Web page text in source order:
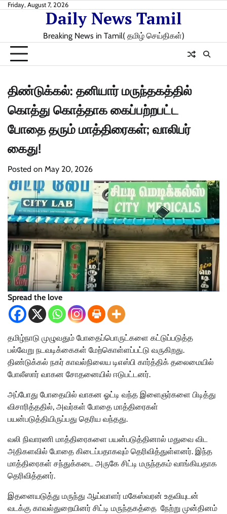
SkipFriday, August 7, 2026
Daily News Tamil
Breaking News in Tamil( தமிழ் செய்திகள்)
திண்டுக்கல்: தனியார் மருந்தகத்தில்
கொத்து கொத்தாக கைப்பற்றபட்ட
போதை தரும் மாத்திரைகள்; வாலிபர்
கைது!
Posted on May 20, 2026
Spread the love
தமிழ்நாடு முழுவதும் போதைப்பொருட்களை கட்டுப்படுத்த
பல்வேறு நடவடிக்கைகள் மேற்கொள்ளப்பட்டு வருகிறது.
திண்டுக்கல் நகர் காவல்நிலைய டிஎஸ்பி கார்த்திக் தலைமையில்
போலீஸார் வாகன சோதனையில் ஈடுபட்டனர்.
அப்போது போதையில் வாகன ஓட்டி வந்த இளைஞர்களை பிடித்து
விசாரித்ததில், அவர்கள் போதை மாத்திரைகள்
பயன்படுத்தியிருப்பது தெரிய வந்தது.
வலி நிவாரணி மாத்திரைகளை பயன்படுத்தினால் மதுவை விட
அதிகளவில் போதை கிடைப்பதாகவும் தெரிவித்துள்ளனர். இந்த
மாத்திரைகள் சந்துக்கடை அருகே சிட்டி மருந்தகம் வாங்கியதாக
தெரிவித்தனர்.
இதனையடுத்து மருந்து ஆய்வாளர் மகேஸ்வரன் உதவியுடன்
வடக்கு காவல்துறையினர் சிட்டி மருந்தகத்தை நேற்று முன்தினம்